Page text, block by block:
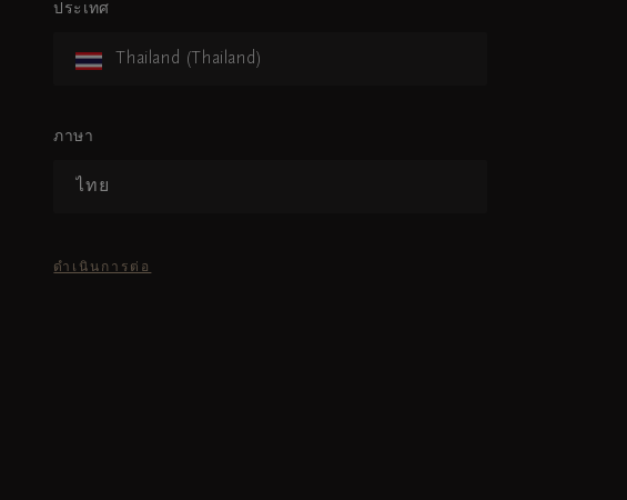
ประเทศ
Thailand (Thailand)
ภาษา
ไทย
ดำเนินการต่อ